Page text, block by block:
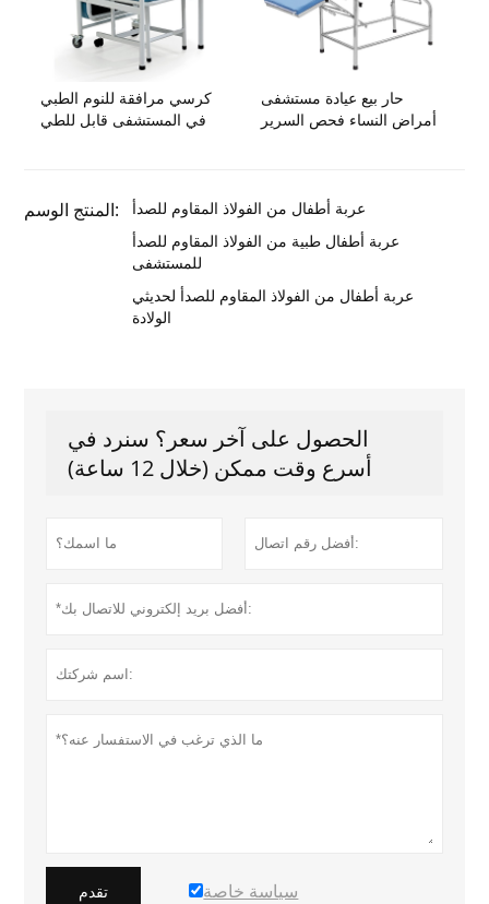
كرسي مرافقة للنوم الطبي
في المستشفى قابل للطي
حار بيع عيادة مستشفى
أمراض النساء فحص السرير
المنتج الوسم:
عربة أطفال من الفولاذ المقاوم للصدأ
عربة أطفال طبية من الفولاذ المقاوم للصدأ
للمستشفى
عربة أطفال من الفولاذ المقاوم للصدأ لحديثي
الولادة
الحصول على آخر سعر؟ سنرد في
أسرع وقت ممكن (خلال 12 ساعة)
تقدم سياسة خاصة